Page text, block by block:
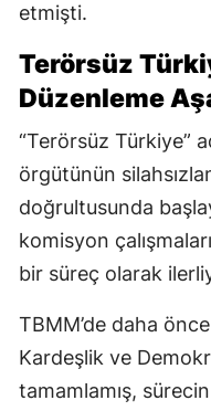
etmişti.
Terörsüz
Düzenleme
“Terörsüz Türkiye”
örgütünün
doğrultusunda
komisyon
bir süreç olarak
TBMM’de daha
Kardeşlik ve
tamamlamış,